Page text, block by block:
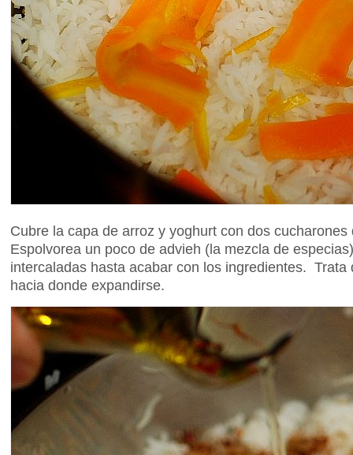
Cubre la capa de arroz y yoghurt con dos
Espolvorea un poco de advieh (la mezcla de
intercaladas hasta acabar con los ingredientes.
hacia donde expandirse.